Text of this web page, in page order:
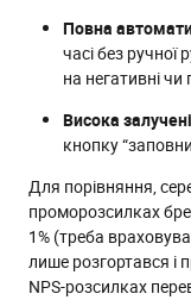
Повна
часі без
на негативні чи
Висока
кнопку
Для порівняння,
проморозсилках
1% (треба
лише розгортався і
NPS-розсилках